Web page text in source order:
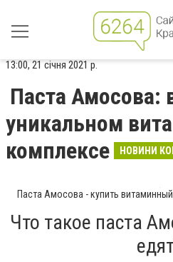
13:00, 21 січня 2021 р.
Паста Амосова:
уникальном
комплексе
НОВИНИ
Паста Амосова - купить
Что такое паста